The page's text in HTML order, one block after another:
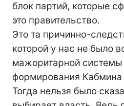
блок партий, которые
это правительство.
Это та причинно-
которой у нас не было
мажоритарной системы
формирования
Тогда нельзя было